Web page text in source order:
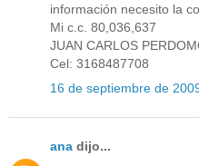
información necesito la
Mi c.c. 80,036,637
JUAN CARLOS
Cel: 3168487708
16 de septiembre de
ana dijo...